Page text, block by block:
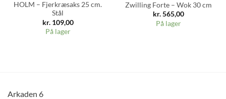
HOLM – Fjerkræsaks 25 cm.
Stål
kr.109,00
På lager
Zwilling Forte – Wok 30 cm
kr.565,00
På lager
Arkaden 6